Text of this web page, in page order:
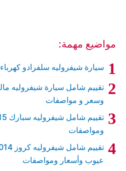
مواضيع مهمة:
سيارة شيفروليه سلفرادو كهرباء 2022
وسعر و مواصفات
ومواصفات
عيوب وأسعار ومواصفات